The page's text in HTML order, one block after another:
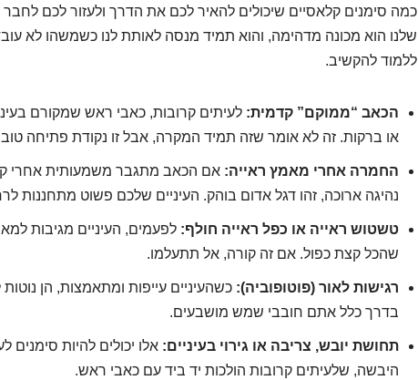
כמה סימנים קלאסיים שיכולים להאיר לכם את הדרך ולעזור לכם
שלנו הוא מכונה מדהימה, והוא תמיד מנסה לאותת לנו כשמשהו לא
ללמוד להקשיב.
הכאב “ממוקם” קדמית: לעיתים קרובות, כאבי ראש שמקורם
או ברקות. זה לא אומר שזה תמיד המקרה, אבל זו נקודת פתיחה
החמרה אחרי מאמץ ראייה: אם הכאב מתגבר משמעותית אחרי
נהיגה ארוכה, זהו דגל אדום בוהק. העיניים שלכם פשוט מתחננות
טשטוש ראייה או כפל ראייה חולף: לפעמים, העיניים מגיבות
שהכל קצת כפול. אם זה קורה, אל תתעלמו.
רגישות לאור (פוטופוביה): כשהעיניים עייפות ומתאמצות, הן
בדרך כלל אתם חובבי שמש מושבעים.
תחושת יובש, צריבה או גירוי בעיניים: אלו יכולים להיות סימנים
היבשה, שלעיתים קרובות הולכות יד ביד עם כאבי ראש.